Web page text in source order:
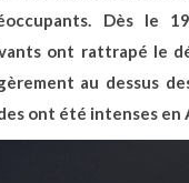
Dès le
ont rattrapé le
au dessus
ont été intenses en